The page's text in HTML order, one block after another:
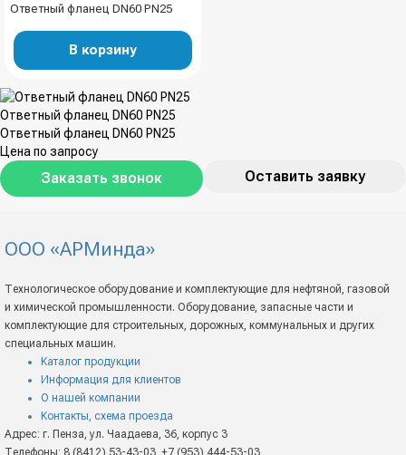
Ответный фланец DN60 PN25
В корзину
Ответный фланец DN60 PN25
Ответный фланец DN60 PN25
Цена по запросу
Заказать звонок Оставить заявку
ООО «АРМинда»
Технологическое оборудование и комплектующие для нефтяной, газовой
и химической промышленности. Оборудование, запасные части и
комплектующие для строительных, дорожных, коммунальных и других
специальных машин.
Каталог продукции
Информация для клиентов
О нашей компании
Контакты, схема проезда
Адрес: г. Пенза, ул. Чаадаева, 36, корпус 3
Телефоны: 8 (8412) 53-43-03, +7 (953) 444-53-03